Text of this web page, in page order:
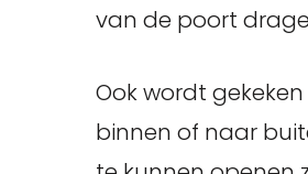
van de poort
Ook wordt
binnen of naar